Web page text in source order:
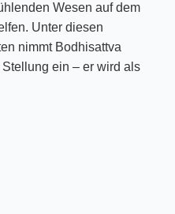
Wesen auf dem
Unter diesen
nimmt Bodhisattva
ein – er wird als